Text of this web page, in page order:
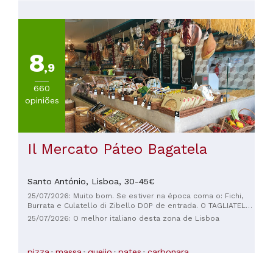
8,9
660
opiniões
Il Mercato Páteo Bagatela
Santo António, Lisboa, 30-45€
25/07/2026: Muito bom. Se estiver na época coma o: Fichi,
Burrata e Culatello di Zibello DOP de entrada. O TAGLIATELLE
AI FUNGHI MISTI FRESCHI com trufas é excelente, o GUANCIA
25/07/2026: O melhor italiano desta zona de Lisboa